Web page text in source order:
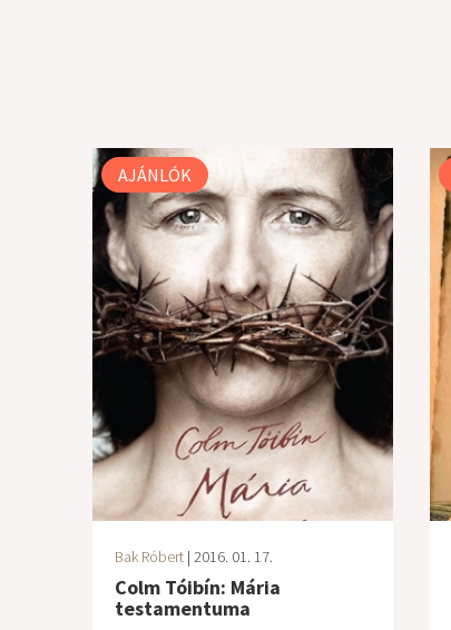
AJÁNLÓK
Bak Róbert| 2016. 01. 17.
Colm Tóibín: Mária
testamentuma